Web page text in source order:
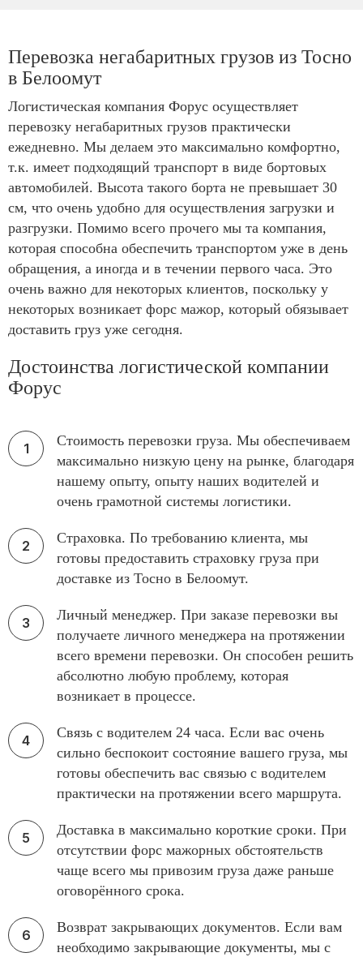
Перевозка негабаритных грузов из Тосно
в Белоомут
Логистическая компания Форус осуществляет
перевозку негабаритных грузов практически
ежедневно. Мы делаем это максимально комфортно,
т.к. имеет подходящий транспорт в виде бортовых
автомобилей. Высота такого борта не превышает 30
см, что очень удобно для осуществления загрузки и
разгрузки. Помимо всего прочего мы та компания,
которая способна обеспечить транспортом уже в день
обращения, а иногда и в течении первого часа. Это
очень важно для некоторых клиентов, поскольку у
некоторых возникает форс мажор, который обязывает
доставить груз уже сегодня.
Достоинства логистической компании
Форус
Стоимость перевозки груза. Мы обеспечиваем
максимально низкую цену на рынке, благодаря
нашему опыту, опыту наших водителей и
очень грамотной системы логистики.
Страховка. По требованию клиента, мы
готовы предоставить страховку груза при
доставке из Тосно в Белоомут.
Личный менеджер. При заказе перевозки вы
получаете личного менеджера на протяжении
всего времени перевозки. Он способен решить
абсолютно любую проблему, которая
возникает в процессе.
Связь с водителем 24 часа. Если вас очень
сильно беспокоит состояние вашего груза, мы
готовы обеспечить вас связью с водителем
практически на протяжении всего маршрута.
Доставка в максимально короткие сроки. При
отсутствии форс мажорных обстоятельств
чаще всего мы привозим груза даже раньше
оговорённого срока.
Возврат закрывающих документов. Если вам
необходимо закрывающие документы, мы с